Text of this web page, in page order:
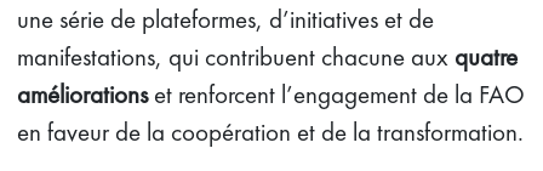
une série de plateformes, d’initiatives et de
manifestations, qui contribuent chacune aux quatre
améliorationset renforcent l’engagement de la FAO
en faveur de la coopération et de la transformation.